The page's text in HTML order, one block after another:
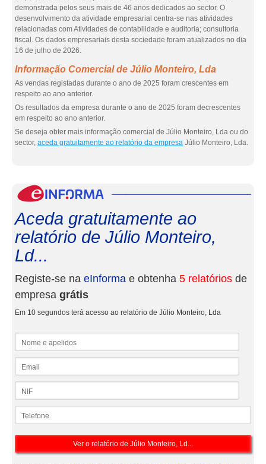
demonstrada pelos seus mais de 46 anos dedicados ao sector. O
desenvolvimento da atividade empresarial centra-se nas atividades
relacionadas com Atividades de contabilidade e auditoria; consultoria
fiscal. Os dados empresariais desta sociedade foram atualizados no dia
16 de julho de 2026.
Informação Comercial de Júlio Monteiro, Lda
As vendas registadas durante o ano de 2025 foram crescentes em
respeito ao ano anterior.
Os resultados da empresa durante o ano de 2025 foram decrescentes
em respeito ao ano anterior.
Se deseja obter mais informação comercial de Júlio Monteiro, Lda ou do
sector, aceda gratuitamente ao relatório da empresa Júlio Monteiro, Lda.
Aceda gratuitamente ao
relatório de Júlio Monteiro,
Ld...
Registe-se na eInforma e obtenha 5 relatórios de
empresa grátis
Em 10 segundos terá acesso ao relatório de Júlio Monteiro, Lda